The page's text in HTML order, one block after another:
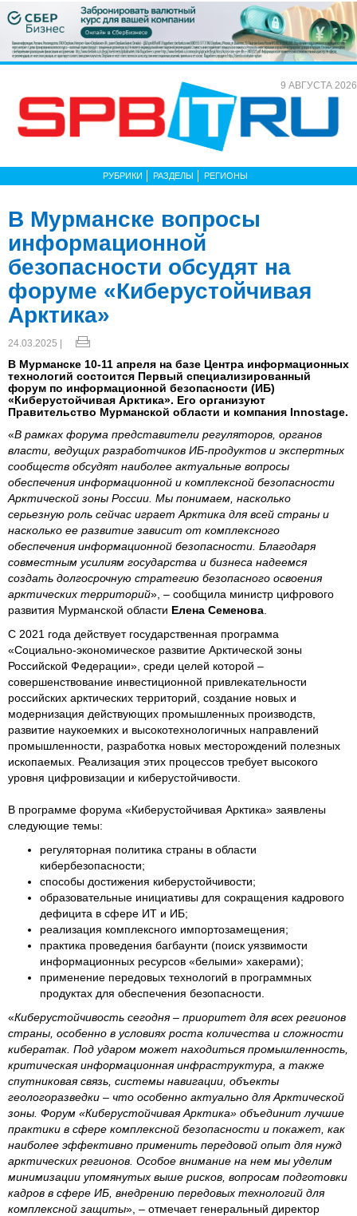
9 АВГУСТА 2026
РУБРИКИ РАЗДЕЛЫ РЕГИОНЫ
В Мурманске вопросы
информационной
безопасности обсудят на
форуме «Киберустойчивая
Арктика»
24.03.2025 |
В Мурманске 10-11 апреля на базе Центра информационных
технологий состоится Первый специализированный
форум по информационной безопасности (ИБ)
«Киберустойчивая Арктика». Его организуют
Правительство Мурманской области и компания Innostage.
«В рамках форума представители регуляторов, органов
власти, ведущих разработчиков ИБ-продуктов и экспертных
сообществ обсудят наиболее актуальные вопросы
обеспечения информационной и комплексной безопасности
Арктической зоны России. Мы понимаем, насколько
серьезную роль сейчас играет Арктика для всей страны и
насколько ее развитие зависит от комплексного
обеспечения информационной безопасности. Благодаря
совместным усилиям государства и бизнеса надеемся
создать долгосрочную стратегию безопасного освоения
арктических территорий», – сообщила министр цифрового
развития Мурманской области Елена Семенова
С 2021 года действует государственная программа
«Социально-экономическое развитие Арктической зоны
Российской Федерации», среди целей которой –
совершенствование инвестиционной привлекательности
российских арктических территорий, создание новых и
модернизация действующих промышленных производств,
развитие наукоемких и высокотехнологичных направлений
промышленности, разработка новых месторождений полезных
ископаемых. Реализация этих процессов требует высокого
уровня цифровизации и киберустойчивости.
В программе форума «Киберустойчивая Арктика» заявлены
следующие темы:
регуляторная политика страны в области
кибербезопасности;
способы достижения киберустойчивости;
образовательные инициативы для сокращения кадрового
дефицита в сфере ИТ и ИБ;
реализация комплексного импортозамещения;
практика проведения багбаунти (поиск уязвимости
информационных ресурсов «белыми» хакерами);
применение передовых технологий в программных
продуктах для обеспечения безопасности.
«Киберустойчивость сегодня – приоритет для всех регионов
страны, особенно в условиях роста количества и сложности
кибератак. Под ударом может находиться промышленность,
критическая информационная инфраструктура, а также
спутниковая связь, системы навигации, объекты
геологоразведки – что особенно актуально для Арктической
зоны. Форум «Киберустойчивая Арктика» объединит лучшие
практики в сфере комплексной безопасности и покажет, как
наиболее эффективно применить передовой опыт для нужд
арктических регионов. Особое внимание на нем мы уделим
минимизации упомянутых выше рисков, вопросам подготовки
кадров в сфере ИБ, внедрению передовых технологий для
комплексной защиты», – отмечает генеральный директор